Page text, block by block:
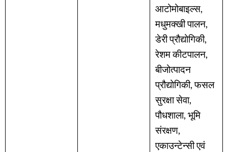
आटोमोबाइल्स,
मधुमक्खी पालन,
डेरी प्रौद्योगिकी,
रेशम कीटपालन,
बीजोत्पादन
प्रौद्योगिकी, फसल
सुरक्षा सेवा,
पौधशाला, भूमि
संरक्षण,
एकाउन्टेन्सी एवं